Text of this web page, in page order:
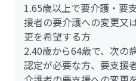
1.65歳以上で要介護・要
援者の要介護への変更又
更を希望する方
2.40歳から64歳で、次の
認定が必要な方、要支援